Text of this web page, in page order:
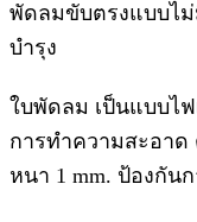
พัดลมขับตรงแบบไม่
บำรุง
ใบพัดลม เป็นแบบไ
การทำความสะอา
หนา 1 mm. ป้องกัน